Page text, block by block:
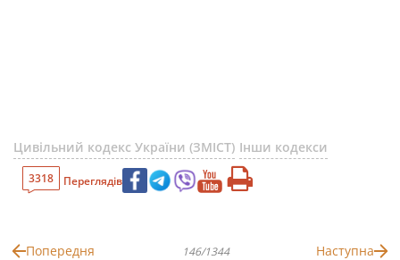
Цивільний кодекс України (ЗМІСТ) Інши кодекси
3318 Переглядів
Попередня 146/1344 Наступна